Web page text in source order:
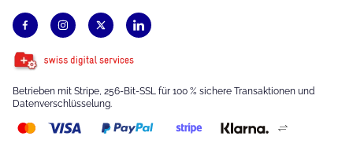
Betrieben mit Stripe, 256-Bit-SSL für 100 % sichere Transaktionen und
Datenverschlüsselung.